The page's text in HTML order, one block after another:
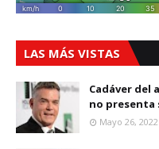
LAS MÁS VISTAS
Cadáver del
no presenta
Mayo 26, 2022